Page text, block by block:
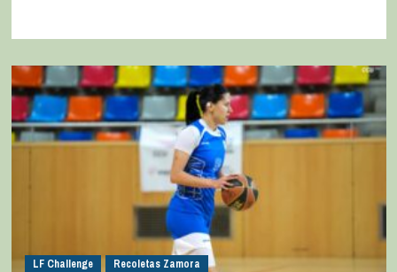
LF Challenge Recoletas Zamora